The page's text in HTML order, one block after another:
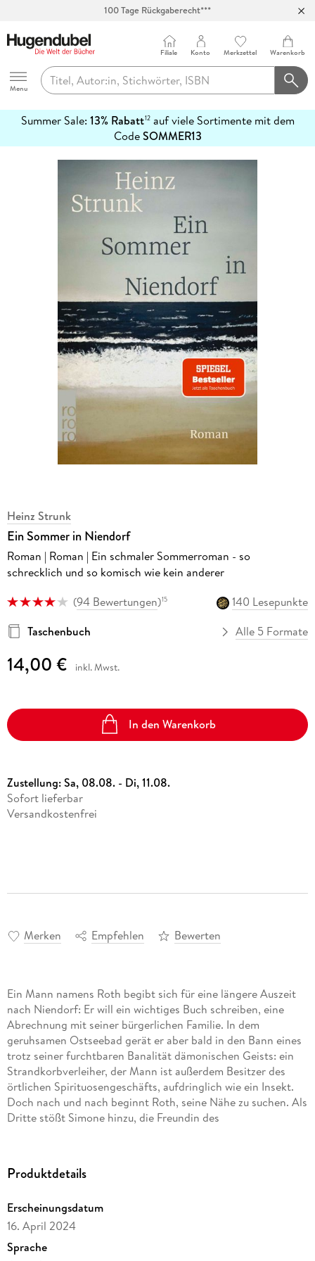
100 Tage Rückgaberecht***
Hugendubel
Menu
Filiale Konto Merkzettel Warenkorb
Summer Sale: 13% Rabatt12auf viele Sortimente mit dem
CodeSOMMER13
erfahren
Heinz Strunk
Ein Sommer in Niendorf
Roman | Roman | Ein schmaler Sommerroman - so
schrecklich und so komisch wie kein anderer
(94 Bewertungen)15
140 Lesepunkte
Taschenbuch
Alle 5 Formate
14,00 € inkl. Mwst.
In den Warenkorb
Zustellung:Sa, 08.08. - Di, 11.08.
Sofort lieferbar
Versandkostenfrei
Merken Empfehlen Bewerten
Ein Mann namens Roth begibt sich für eine längere Auszeit
nach Niendorf: Er will ein wichtiges Buch schreiben, eine
Abrechnung mit seiner bürgerlichen Familie. In dem
geruhsamen Ostseebad gerät er aber bald in den Bann eines
trotz seiner furchtbaren Banalität dämonischen Geists: ein
Strandkorbverleiher, der Mann ist außerdem Besitzer des
örtlichen Spirituosengeschäfts, aufdringlich wie ein Insekt.
Doch nach und nach beginnt Roth, seine Nähe zu suchen. Als
Dritte stößt Simone hinzu, die Freundin des
anderer . . .
Produktdetails
Erscheinungsdatum
16. April 2024
Sprache